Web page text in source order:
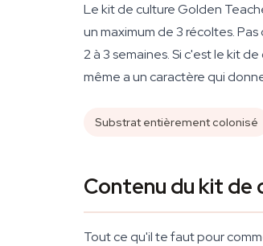
Le kit de culture Golden
un maximum de 3 récoltes.
2 à 3 semaines. Si c'est le kit
même a un caractère qui
Substrat entièrement colonisé
Contenu du kit de
Tout ce qu'il te faut pour